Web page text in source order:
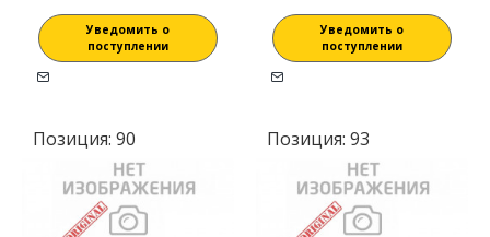
Уведомить о
поступлении
Уведомить о
поступлении
Позиция: 90 Позиция: 93